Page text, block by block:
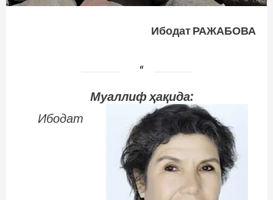
Ибодат РАЖАБОВА
Муаллиф ҳақида:
Ибодат